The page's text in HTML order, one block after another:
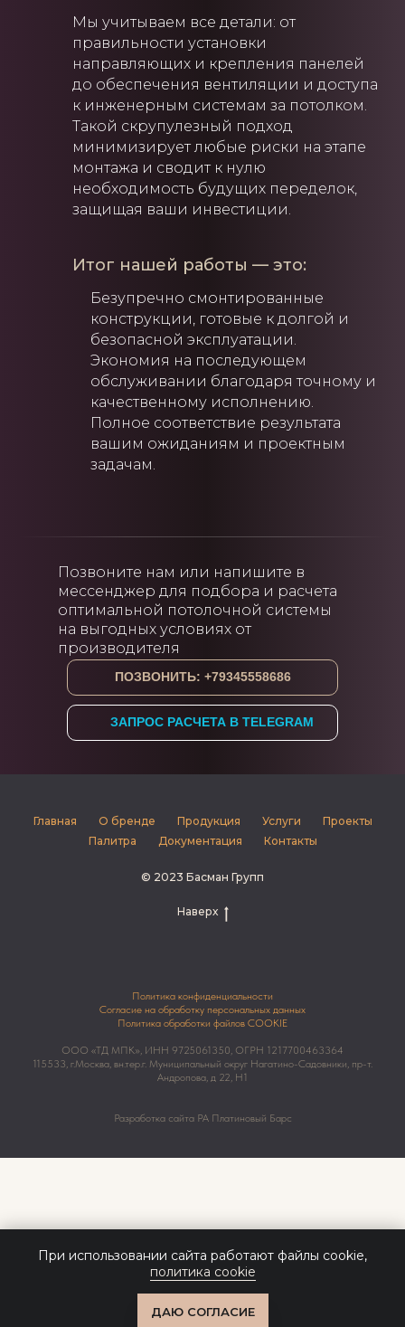
Мы учитываем все детали: от
правильности установки
направляющих и крепления панелей
до обеспечения вентиляции и доступа
к инженерным системам за потолком.
Такой скрупулезный подход
минимизирует любые риски на этапе
монтажа и сводит к нулю
необходимость будущих переделок,
защищая ваши инвестиции.
Итог нашей работы — это:
Безупречно смонтированные
конструкции, готовые к долгой и
безопасной эксплуатации.
Экономия на последующем
обслуживании благодаря точному и
качественному исполнению.
Полное соответствие результата
вашим ожиданиям и проектным
задачам.
ПОЗВОНИТЬ: +79345558686
ЗАПРОС РАСЧЕТА В TELEGRAM
Позвоните нам или напишите в
мессенджер для подбора и расчета
оптимальной потолочной системы
на выгодных условиях от
производителя
КОНТАКТЫ
Главная О бренде Продукция Услуги
Проекты
Палитра
Документация Контакты
© 2023 Басман Групп
Наверх
Политика конфиденциальности
Согласие на обработку персональных данных
Политика обработки файлов COOKIE
ООО «ТД МПК», ИНН 9725061350, ОГРН 1217700463364
115533, г.Москва, вн.тер.г. Муниципальный округ Нагатино-Садовники, пр-т.
Андропова, д 22, Н1
Разработка сайта РА Платиновый Барс
При использовании сайта работают файлы cookie,
политика cookie
ДАЮ СОГЛАСИЕ